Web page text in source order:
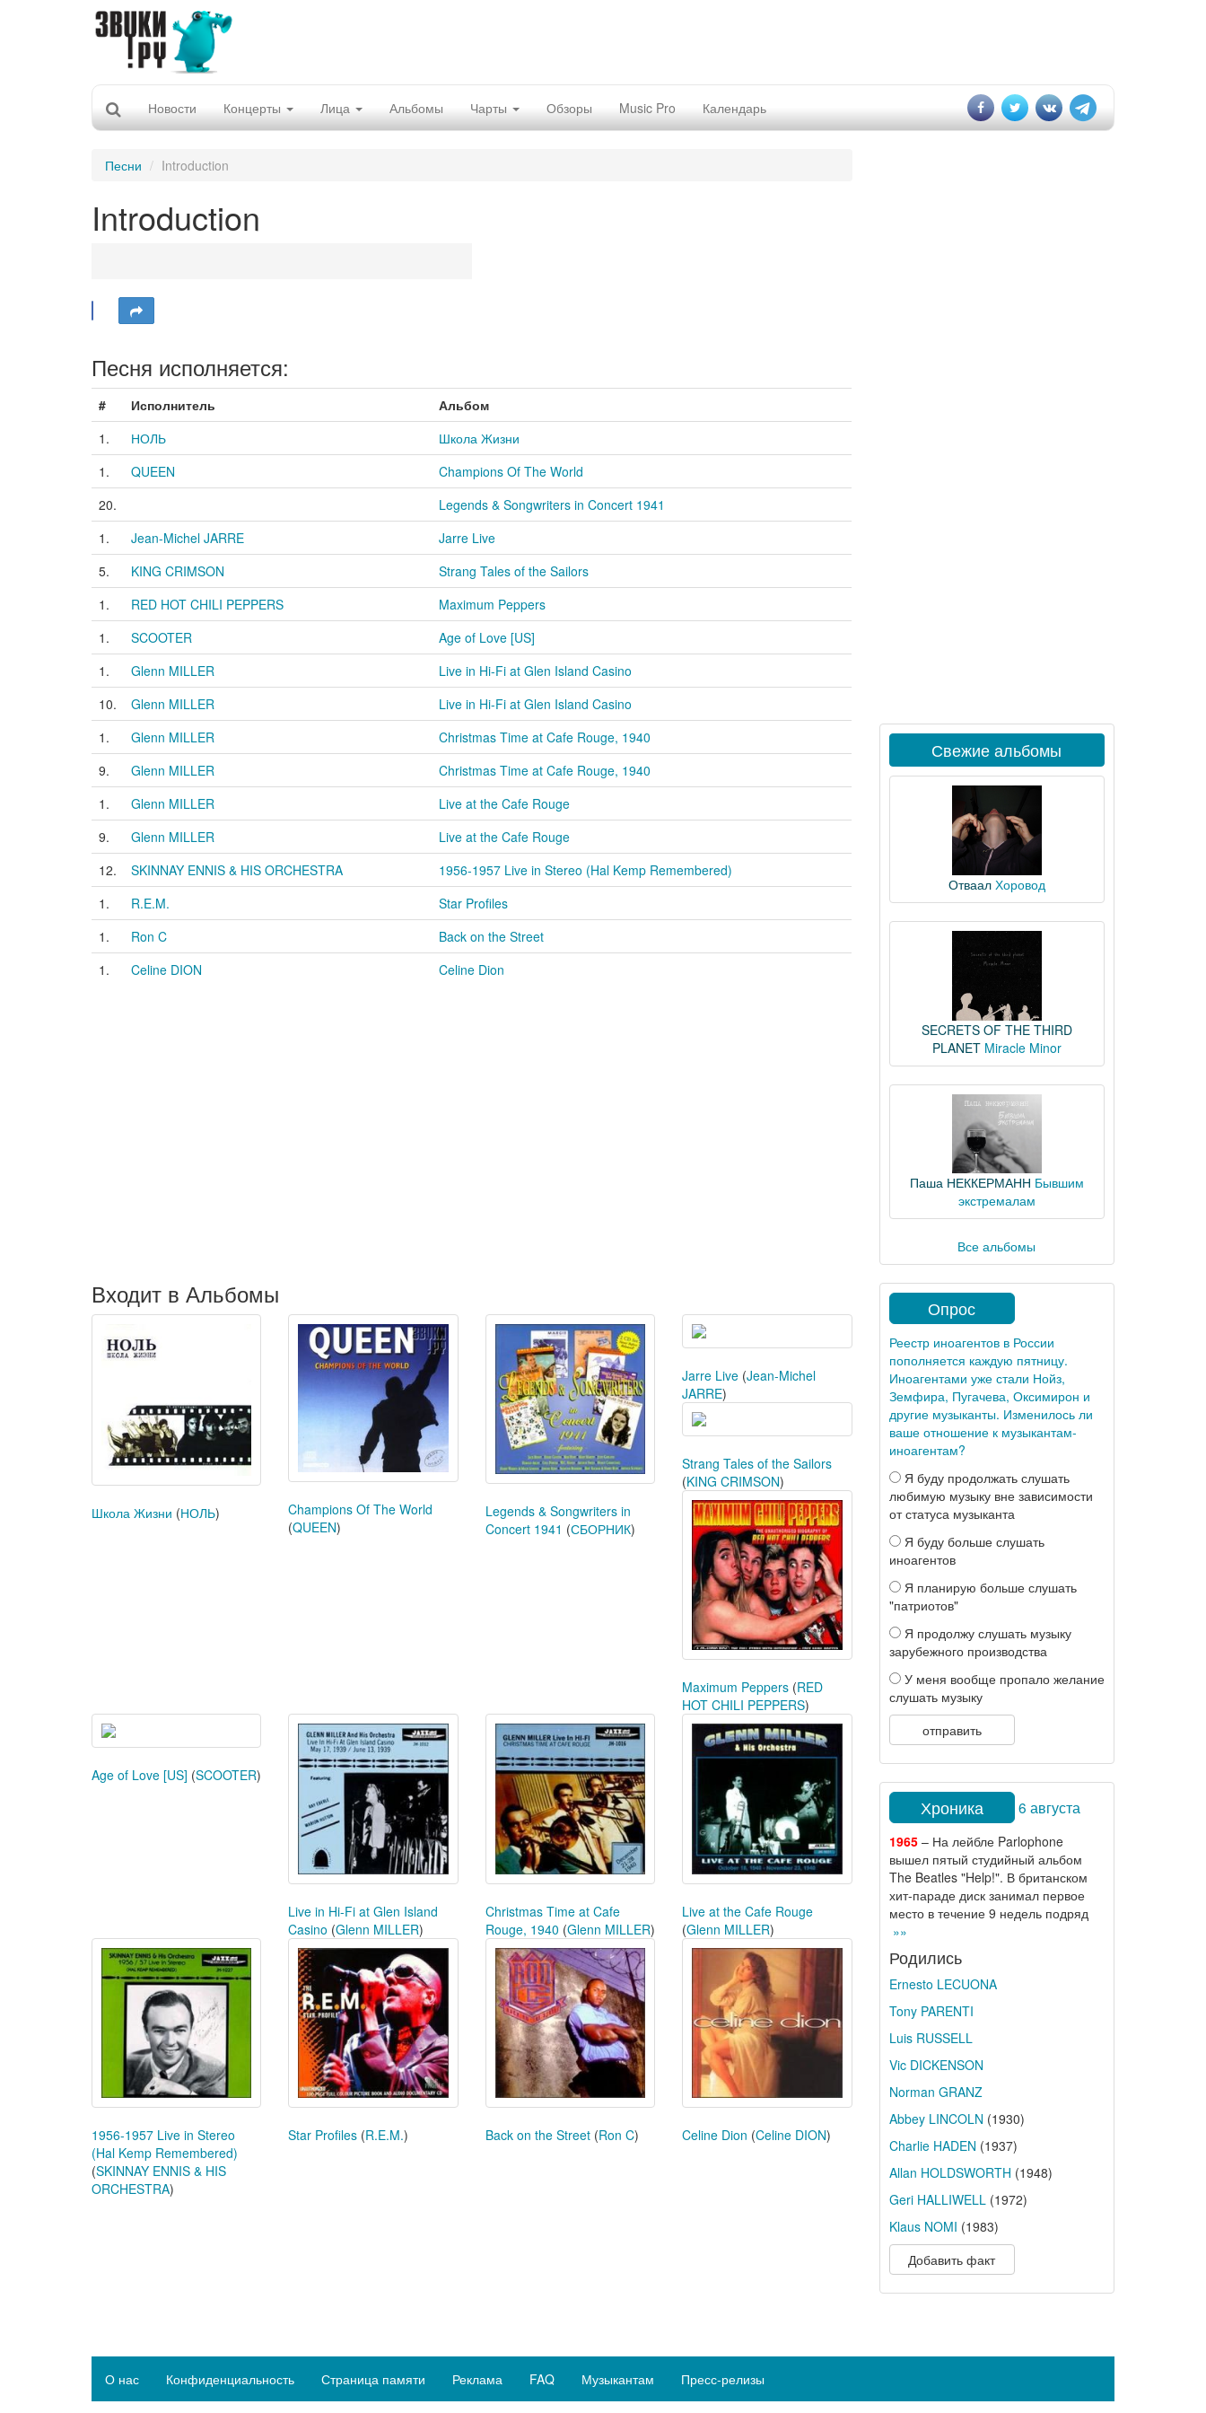
Новости Концерты Лица Альбомы Чарты Обзоры Music Pro Календарь
Песни Introduction
Introduction
Песня исполняется:
# Исполнитель
Альбом
1.
НОЛЬ
Школа Жизни
1.
QUEEN
Champions Of The World
20.
Legends & Songwriters in Concert 1941
1.
Jean-Michel JARRE
Jarre Live
5.
KING CRIMSON
Strang Tales of the Sailors
1.
RED HOT CHILI PEPPERS
Maximum Peppers
1.
SCOOTER
Age of Love [US]
1.
Glenn MILLER
Live in Hi-Fi at Glen Island Casino
10.
Glenn MILLER
Live in Hi-Fi at Glen Island Casino
1.
Glenn MILLER
Christmas Time at Cafe Rouge, 1940
9.
Glenn MILLER
Christmas Time at Cafe Rouge, 1940
1.
Glenn MILLER
Live at the Cafe Rouge
9.
Glenn MILLER
Live at the Cafe Rouge
12.
SKINNAY ENNIS & HIS ORCHESTRA
1956-1957 Live in Stereo (Hal Kemp Remembered)
1.
R.E.M.
Star Profiles
1.
Ron C
Back on the Street
1.
Celine DION Celine Dion
Входит в Альбомы
Школа Жизни (НОЛЬ)
Champions Of The World
(QUEEN)
Legends & Songwriters in
Concert 1941 (СБОРНИК)
Jarre Live (Jean-Michel
JARRE)
Strang Tales of the Sailors
(KING CRIMSON)
Maximum Peppers (RED
HOT CHILI PEPPERS)
Age of Love [US] (SCOOTER)
Live in Hi-Fi at Glen Island
Casino (Glenn MILLER)
Christmas Time at Cafe
Rouge, 1940 (Glenn MILLER)
Live at the Cafe Rouge
(Glenn MILLER)
1956-1957 Live in Stereo
(Hal Kemp Remembered)
(SKINNAY ENNIS & HIS
ORCHESTRA)
Star Profiles (R.E.M.) Back on the Street (Ron C) Celine Dion (Celine DION)
Свежие альбомы
Отваал Хоровод
SECRETS OF THE THIRD
PLANET Miracle Minor
Паша НЕККЕРМАНН Бывшим
экстремалам
Все альбомы
Опрос
Реестр иноагентов в России
пополняется каждую пятницу.
Иноагентами уже стали Нойз,
Земфира, Пугачева, Оксимирон и
другие музыканты. Изменилось ли
ваше отношение к музыкантам-
иноагентам?
Я буду продолжать слушать
любимую музыку вне зависимости
от статуса музыканта
Я буду больше слушать
иноагентов
Я планирую больше слушать
"патриотов"
Я продолжу слушать музыку
зарубежного производства
У меня вообще пропало желание
слушать музыку
отправить
Хроника 6 августа
1965– На лейбле Parlophone
вышел пятый студийный альбом
The Beatles "Help!". В британском
хит-параде диск занимал первое
место в течение 9 недель подряд
»»
Родились
Ernesto LECUONA
Tony PARENTI
Luis RUSSELL
Vic DICKENSON
Norman GRANZ
Abbey LINCOLN (1930)
Charlie HADEN (1937)
Allan HOLDSWORTH (1948)
Geri HALLIWELL(1972)
Klaus NOMI (1983)
Добавить факт
О нас Конфиденциальность Страница памяти Реклама FAQ Музыкантам Пресс-релизы